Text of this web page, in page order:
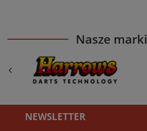
Nasze marki
NEWSLETTER